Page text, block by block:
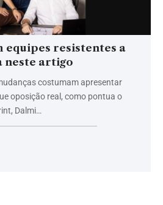
equipes resistentes a
neste artigo
costumam apresentar
oposição real, como pontua o
Dalmi…